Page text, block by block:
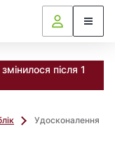
після 1
Удосконалення